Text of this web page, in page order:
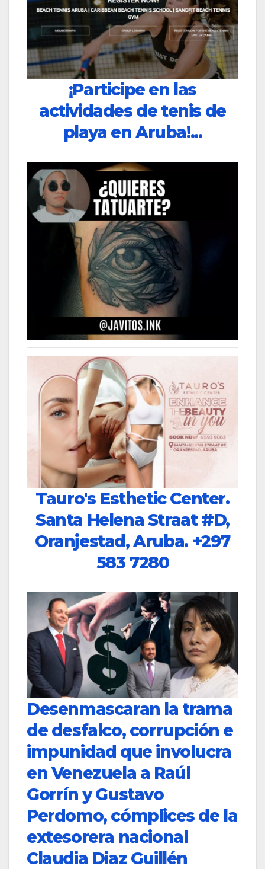
¡Participe en las
actividades de tenis de
playa en Aruba!...
Tauro's Esthetic Center.
Santa Helena Straat #D,
Oranjestad, Aruba. +297
583 7280
Desenmascaran la trama
de desfalco, corrupción e
impunidad que involucra
en Venezuela a Raúl
Gorrín y Gustavo
Perdomo, cómplices de la
extesorera nacional
Claudia Diaz Guillén